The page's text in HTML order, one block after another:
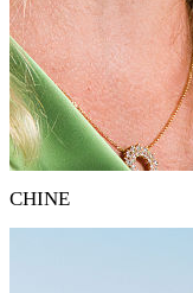
CHINE